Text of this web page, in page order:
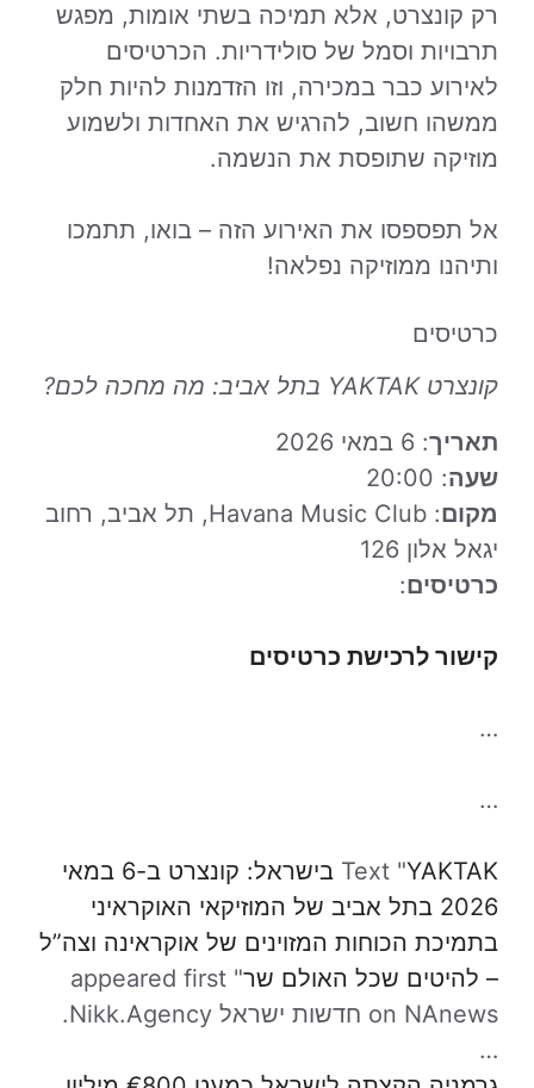
רק קונצרט, אלא תמיכה בשתי אומות, מפגש
תרבויות וסמל של סולידריות. הכרטיסים
לאירוע כבר במכירה, וזו הזדמנות להיות חלק
ממשהו חשוב, להרגיש את האחדות ולשמוע
מוזיקה שתופסת את הנשמה.
אל תפספסו את האירוע הזה – בואו, תתמכו
ותיהנו ממוזיקה נפלאה!
כרטיסים
קונצרט YAKTAK בתל אביב: מה מחכה לכם?
תאריך: 6 במאי 2026
שעה: 20:00
מקום
: Havana Music Club, תל אביב, רחוב
יגאל אלון 126
כרטיסים:
קישור לרכישת כרטיסים
…
…
Text "
YAKTAK בישראל: קונצרט ב-6 במאי
2026 בתל אביב של המוזיקאי האוקראיני
בתמיכת הכוחות המזוינים של אוקראינה וצה”ל
– להיטים שכל האולם שר " appeared first
on NAnews חדשות ישראל Nikk.Agency.
…